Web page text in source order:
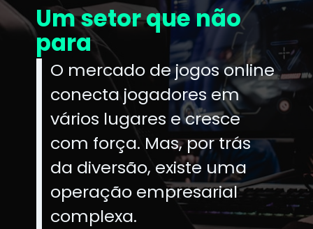
não
O mercado de jogos online
conecta jogadores em
vários lugares e cresce
com força. Mas, por trás
da diversão, existe uma
operação empresarial
complexa.